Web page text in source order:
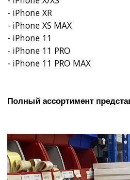
- iPhone XR
- iPhone XS MAX
- iPhone 11
- iPhone 11 PRO
- iPhone 11 PRO MAX
Полный ассортимент